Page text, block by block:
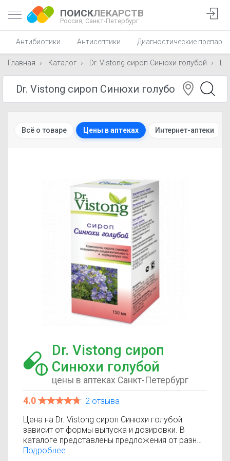
ПОИСКЛЕКАРСТВ
Россия, Санкт-Петербург
Антибиотики Антисептики Диагностические
Главная Каталог Dr. Vistong сироп Синюхи голубой
Всё о товаре Цены в аптеках Интернет-аптеки
Dr. Vistong сироп
Синюхи голубой
цены в аптеках Санкт-Петербург
4.0
2 отзыва
Цена на Dr. Vistong сироп Синюхи голубой
зависит от формы выпуска и дозировки. В
каталоге представлены предложения от разных
аптек, что позволяет быстро найти, где купить
Подробнее